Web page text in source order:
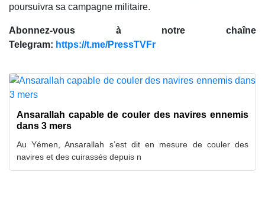
poursuivra sa campagne militaire.
Abonnez-vous à notre chaîne
Telegram: https://t.me/PressTVFr
Ansarallah capable de couler des navires ennemis
dans 3 mers
Au Yémen, Ansarallah s’est dit en mesure de couler des
navires et des cuirassés depuis n